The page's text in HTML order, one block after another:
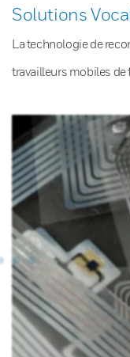
Solutions
La technologie de
travailleurs mobiles de